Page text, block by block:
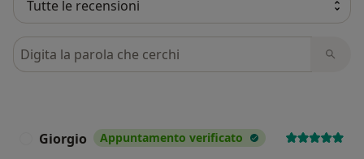
Cerca nelle recensioni
Giorgio Appuntamento verificato